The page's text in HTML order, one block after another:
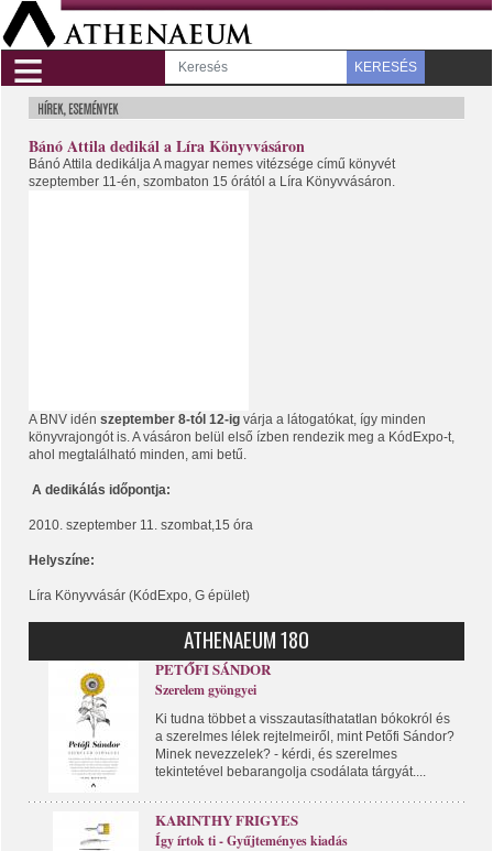
≡ KERESÉS
Bánó Attila dedikál a Líra Könyvvásáron
Bánó Attila dedikálja A magyar nemes vitézsége című könyvét
szeptember 11-én, szombaton 15 órától a Líra Könyvvásáron.
A BNV idén szeptember 8-tól 12-ig várja a látogatókat, így minden
könyvrajongót is. A vásáron belül első ízben rendezik meg a KódExpo-t,
ahol megtalálható minden, ami betű.
A dedikálás időpontja:
2010. szeptember 11. szombat,15 óra
Helyszíne:
Líra Könyvvásár (KódExpo, G épület)
ATHENAEUM 180
PETŐFI SÁNDOR
Szerelem gyöngyei
Ki tudna többet a visszautasíthatatlan bókokról és
a szerelmes lélek rejtelmeiről, mint Petőfi Sándor?
Minek nevezzelek? - kérdi, és szerelmes
tekintetével bebarangolja csodálata tárgyát....
KARINTHY FRIGYES
Így írtok ti - Gyűjteményes kiadás